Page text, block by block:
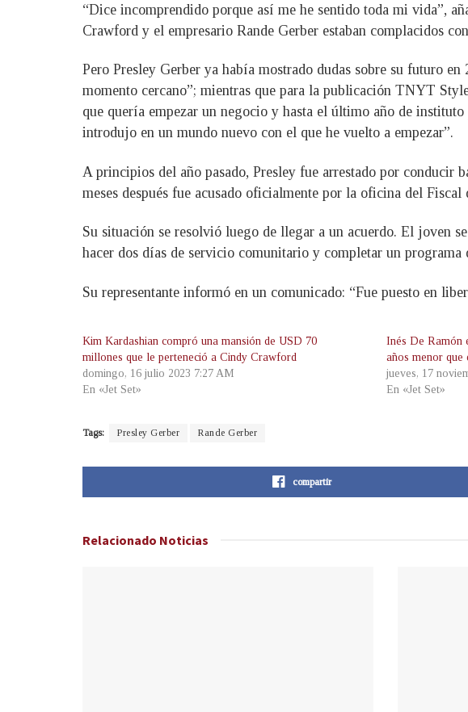
“Dice incomprendido porque así me he sentido toda mi vida”,
Crawford y el empresario Rande Gerber estaban complacidos
Pero Presley Gerber ya había mostrado dudas sobre su futuro
momento cercano”; mientras que para la publicación TNYT
que quería empezar un negocio y hasta el último año de
introdujo en un mundo nuevo con el que he vuelto a empezar”.
A principios del año pasado, Presley fue arrestado por conducir
meses después fue acusado oficialmente por la oficina del
Su situación se resolvió luego de llegar a un acuerdo. El joven
hacer dos días de servicio comunitario y completar un programa
Su representante informó en un comunicado: “Fue puesto en
Kim Kardashian compró una mansión de USD 70
millones que le perteneció a Cindy Crawford
domingo, 16 julio 2023 7:27 AM
En «Jet Set»
Inés De Ramón
años menor que
jueves, 17
En «Jet Set»
Tags: Presley Gerber Rande Gerber
compartir
Relacionado Noticias